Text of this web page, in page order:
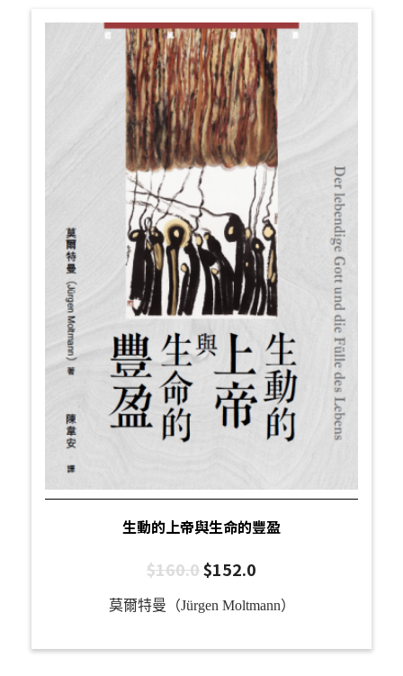
生動的上帝與生命的豐盈
$160.0$152.0
莫爾特曼（Jürgen Moltmann）